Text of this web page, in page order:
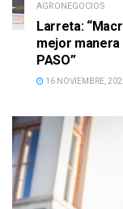
AGRONEGOCIOS
Larreta:
mejor
PASO”
16 NOVIEMBRE,